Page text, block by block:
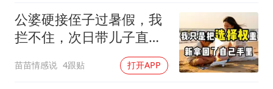
总书记关心百姓身边这些民生大事
公婆硬接侄子过暑假，我
拦不住，次日带儿子直飞
苗苗情感说 4跟贴 打开APP